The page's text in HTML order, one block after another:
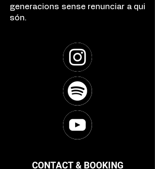
generacions sense renunciar a qui
són.
CONTACT & BOOKING